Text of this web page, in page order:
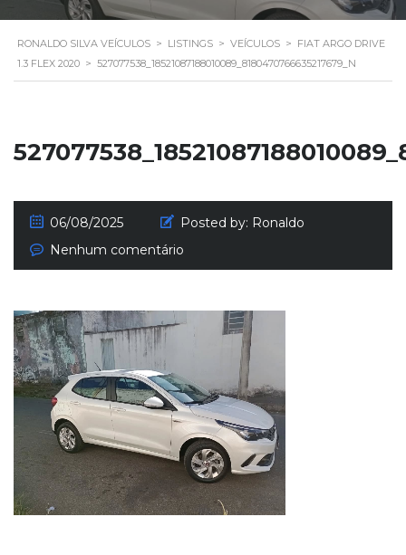
RONALDO SILVA VEÍCULOS > LISTINGS > VEÍCULOS > FIAT ARGO DRIVE
1.3 FLEX 2020 > 527077538_18521087188010089_8180470766635217679_N
06/08/2025 Posted by: Ronaldo
Nenhum comentário